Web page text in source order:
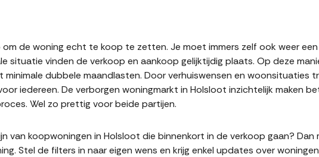
de woning echt te koop te zetten. Je moet immers zelf ook weer
situatie vinden de verkoop en aankoop gelijktijdig plaats. Op deze
dubbele maandlasten. Door verhuiswensen en woonsituaties
iedereen. De verborgen woningmarkt in Holsloot inzichtelijk maken
Wel zo prettig voor beide partijen.
van koopwoningen in Holsloot die binnenkort in de verkoop gaan? Dan
Stel de filters in naar eigen wens en krijg enkel updates over